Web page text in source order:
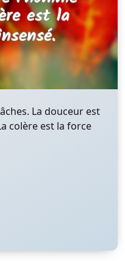
La douceur est
colère est la force